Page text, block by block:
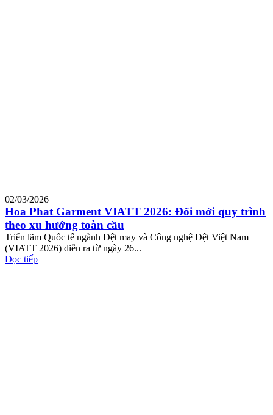
02/03/2026
Hoa Phat Garment VIATT 2026: Đối mới quy trình
theo xu hướng toàn cầu
Triển lãm Quốc tế ngành Dệt may và Công nghệ Dệt Việt Nam
(VIATT 2026) diễn ra từ ngày 26...
Đọc tiếp